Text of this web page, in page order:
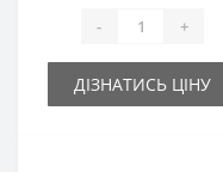
- +
ДІЗНАТИСЬ ЦІНУ